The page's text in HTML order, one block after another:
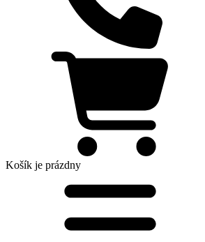
Košík je prázdny